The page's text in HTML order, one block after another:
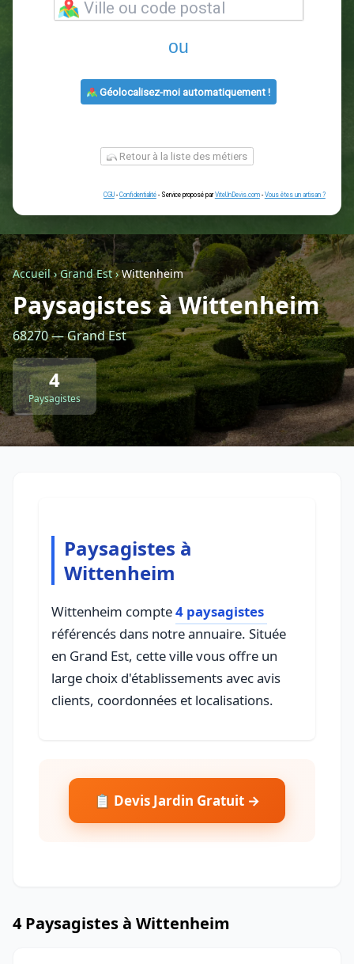
votre projet :
ou
Géolocalisez-moi automatiquement !
Retour à la liste des métiers
CGU- Confidentialité - Service proposé parViteUnDevis.com-Vous
Accueil›Grand Est›Wittenheim
Paysagistes à Wittenheim
68270 — Grand Est
4
Paysagistes
Paysagistes à
Wittenheim
Wittenheim compte4 paysagistes
référencés dans notre annuaire. Située
en Grand Est, cette ville vous offre un
large choix d'établissements avec avis
clients, coordonnées et localisations.
📋 Devis Jardin Gratuit →
4 Paysagistes à Wittenheim